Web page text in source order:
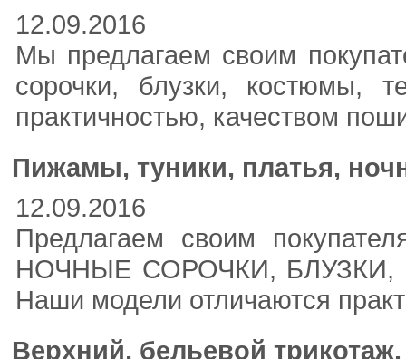
12.09.2016
Мы предлагаем своим
сорочки, блузки, костюмы,
практичностью, качеством
Пижамы, туники, платья,
12.09.2016
Предлагаем своим
НОЧНЫЕ СОРОЧКИ, БЛУЗКИ,
Наши модели отличаются
Верхний, бельевой трикотаж.